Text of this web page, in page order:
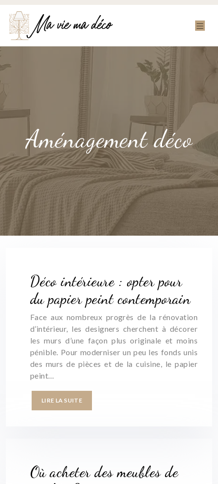
Aménagement déco
Déco intérieure : opter pour
du papier peint contemporain
Face aux nombreux progrès de la rénovation
d’intérieur, les designers cherchent à décorer
les murs d’une façon plus originale et moins
pénible. Pour moderniser un peu les fonds unis
des murs de pièces et de la cuisine, le papier
peint…
LIRE LA SUITE
Où acheter des meubles de